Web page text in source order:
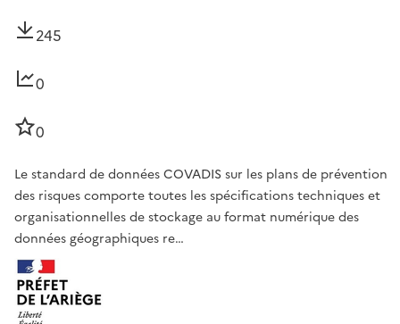
245
0
0
Le standard de données COVADIS sur les plans de prévention
des risques comporte toutes les spécifications techniques et
organisationnelles de stockage au format numérique des
données géographiques re…